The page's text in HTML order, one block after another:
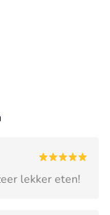
lekker eten!